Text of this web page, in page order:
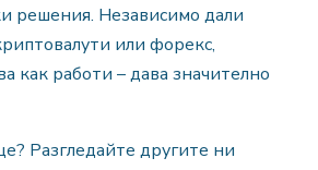
решения. Независимо дали
или форекс,
как работи – дава значително
Разгледайте другите ни